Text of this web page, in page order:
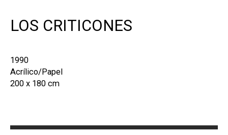
LOS CRITICONES
1990
Acrílico/Papel
200 x 180 cm